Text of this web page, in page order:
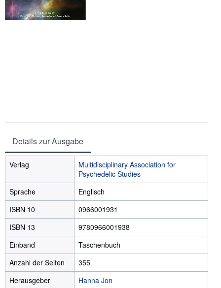
Details zur Ausgabe
Verlag
Multidisciplinary Association for
Psychedelic Studies
Sprache
Englisch
ISBN 10
0966001931
ISBN 13
9780966001938
Einband
Taschenbuch
Anzahl der Seiten
355
Herausgeber
Hanna Jon